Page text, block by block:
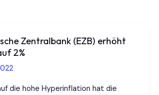
Zentralbank (EZB) erhöht
2%
die hohe Hyperinflation hat die